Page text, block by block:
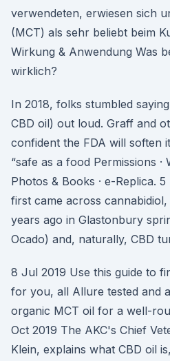
verwendeten, erwiesen sich
(MCT) als sehr beliebt beim
Wirkung & Anwendung Was
wirklich?
In 2018, folks stumbled
CBD oil) out loud. Graff and
confident the FDA will soften
“safe as a food Permissions ·
Photos & Books · e-Replica.
first came across
years ago in Glastonbury
Ocado) and, naturally, CBD
8 Jul 2019 Use this guide to
for you, all Allure tested and
organic MCT oil for a well-
Oct 2019 The AKC's Chief
Klein, explains what CBD oil